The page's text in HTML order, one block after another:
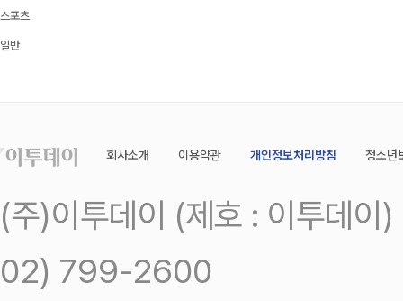
스포츠
일반
회사소개 이용약관 개인정보처리방침 청소년
(주)이투데이 (제호 : 이투데
02) 799-2600